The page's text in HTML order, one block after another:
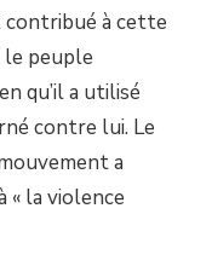
contribué à cette
peuple
qu’il a utilisé
contre lui. Le
a
« la violence